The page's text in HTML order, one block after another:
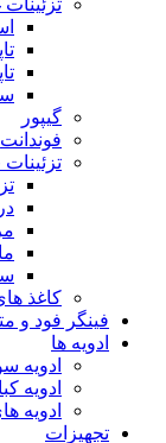
گیپور
فوندانت
کاغذ
فینگر فود و
ادویه ها
ادویه
ادویه
ادویه
تجهیزات